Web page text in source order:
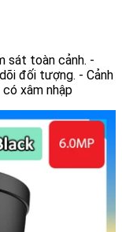
sát toàn cảnh. -
đối tượng. - Cảnh
xâm nhập